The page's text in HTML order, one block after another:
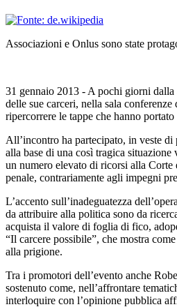
Associazioni e Onlus sono state
31 gennaio 2013 - A pochi giorni
delle sue carceri, nella sala
ripercorrere le tappe che hanno
All’incontro ha partecipato, in veste
alla base di una così tragica
un numero elevato di ricorsi alla
penale, contrariamente agli impegni
L’accento sull’inadeguatezza
da attribuire alla politica sono da
acquista il valore di foglia di fico,
“Il carcere possibile”, che mostra
alla prigione.
Tra i promotori dell’evento anche
sostenuto come, nell’affrontare
interloquire con l’opinione pubblica